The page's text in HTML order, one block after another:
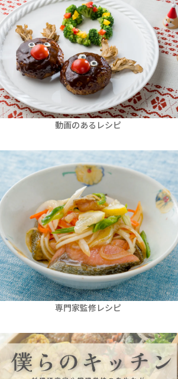
動画のあるレシピ
専門家監修レシピ